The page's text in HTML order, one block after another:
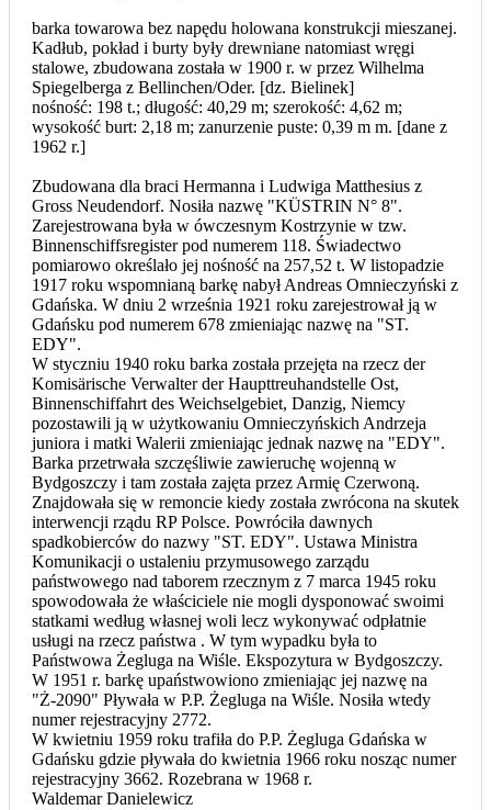
barka towarowa bez napędu holowana konstrukcji mieszanej.
Kadłub, pokład i burty były drewniane natomiast wręgi
stalowe, zbudowana została w 1900 r. w przez Wilhelma
Spiegelberga z Bellinchen/Oder. [dz. Bielinek]
nośność: 198 t.; długość: 40,29 m; szerokość: 4,62 m;
wysokość burt: 2,18 m; zanurzenie puste: 0,39 m m. [dane z
1962 r.]
Zbudowana dla braci Hermanna i Ludwiga Matthesius z
Gross Neudendorf. Nosiła nazwę "KÜSTRIN N° 8".
Zarejestrowana była w ówczesnym Kostrzynie w tzw.
Binnenschiffsregister pod numerem 118. Świadectwo
pomiarowo określało jej nośność na 257,52 t. W listopadzie
1917 roku wspomnianą barkę nabył Andreas Omnieczyński z
Gdańska. W dniu 2 września 1921 roku zarejestrował ją w
Gdańsku pod numerem 678 zmieniając nazwę na "ST.
EDY".
W styczniu 1940 roku barka została przejęta na rzecz der
Komisärische Verwalter der Haupttreuhandstelle Ost,
Binnenschiffahrt des Weichselgebiet, Danzig, Niemcy
pozostawili ją w użytkowaniu Omnieczyńskich Andrzeja
juniora i matki Walerii zmieniając jednak nazwę na "EDY".
Barka przetrwała szczęśliwie zawieruchę wojenną w
Bydgoszczy i tam została zajęta przez Armię Czerwoną.
Znajdowała się w remoncie kiedy została zwrócona na skutek
interwencji rządu RP Polsce. Powróciła dawnych
spadkobierców do nazwy "ST. EDY". Ustawa Ministra
Komunikacji o ustaleniu przymusowego zarządu
państwowego nad taborem rzecznym z 7 marca 1945 roku
spowodowała że właściciele nie mogli dysponować swoimi
statkami według własnej woli lecz wykonywać odpłatnie
usługi na rzecz państwa . W tym wypadku była to
Państwowa Żegluga na Wiśle. Ekspozytura w Bydgoszczy.
W 1951 r. barkę upaństwowiono zmieniając jej nazwę na
"Ż-2090" Pływała w P.P. Żegluga na Wiśle. Nosiła wtedy
numer rejestracyjny 2772.
W kwietniu 1959 roku trafiła do P.P. Żegluga Gdańska w
Gdańsku gdzie pływała do kwietnia 1966 roku nosząc numer
rejestracyjny 3662. Rozebrana w 1968 r.
Waldemar Danielewicz